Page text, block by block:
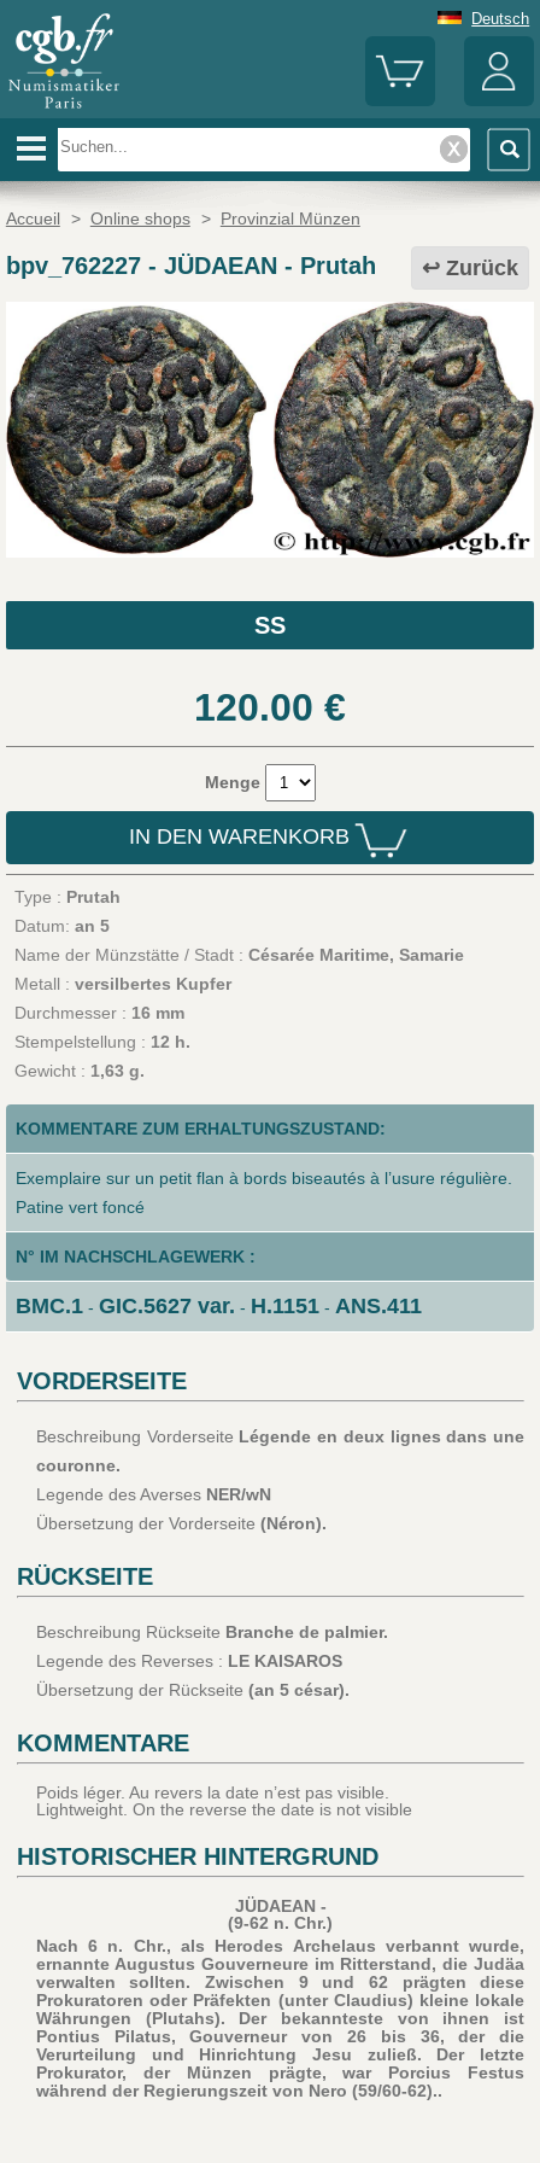
Deutsch
Accueil > Online shops > Provinzial Münzen
Zurück
bpv_762227- JÜDAEAN - Prutah
SS
120.00 €
Menge
IN DEN WARENKORB
Type : Prutah
Datum: an 5
Name der Münzstätte / Stadt : Césarée Maritime, Samarie
Metall : versilbertes Kupfer
Durchmesser : 16 mm
Stempelstellung : 12 h.
Gewicht : 1,63 g.
KOMMENTARE ZUM ERHALTUNGSZUSTAND:
Exemplaire sur un petit flan à bords biseautés à l’usure régulière.
Patine vert foncé
N° IM NACHSCHLAGEWERK :
BMC.1- GIC.5627 var. - H.1151- ANS.411
VORDERSEITE
Beschreibung Vorderseite Légende en deux lignes dans une
couronne.
Legende des Averses NER/wN
Übersetzung der Vorderseite (Néron).
RÜCKSEITE
Beschreibung Rückseite Branche de palmier.
Legende des Reverses : LE KAISAROS
Übersetzung der Rückseite (an 5 césar).
KOMMENTARE
Poids léger. Au revers la date n’est pas visible.
Lightweight. On the reverse the date is not visible
HISTORISCHER HINTERGRUND
JÜDAEAN -
(9-62 n. Chr.)
Nach 6 n. Chr., als Herodes Archelaus verbannt wurde,
ernannte Augustus Gouverneure im Ritterstand, die Judäa
verwalten sollten. Zwischen 9 und 62 prägten diese
Prokuratoren oder Präfekten (unter Claudius) kleine lokale
Währungen (Plutahs). Der bekannteste von ihnen ist
Pontius Pilatus, Gouverneur von 26 bis 36, der die
Verurteilung und Hinrichtung Jesu zuließ. Der letzte
Prokurator, der Münzen prägte, war Porcius Festus
während der Regierungszeit von Nero (59/60-62)..